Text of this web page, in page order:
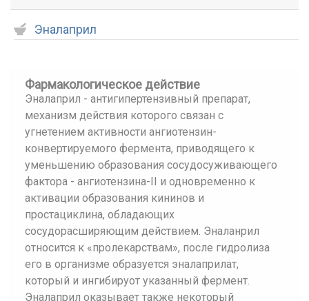
Эналаприл
Фармакологическое действие
Эналаприл - антигипертензивный препарат,
механизм действия которого связан с
угнетением активности ангиотензин-
конвертируемого фермента, приводящего к
уменьшению образования сосудосуживающего
фактора - ангиотензина-II и одновременно к
активации образования кининов и
простациклина, обладающих
сосудорасширяющим действием. Эналанрил
относится к «пролекарствам», после гидролиза
его в организме образуется эналаприлат,
который и ингибируот указанный фермент.
Эналаприл оказывает также некоторый